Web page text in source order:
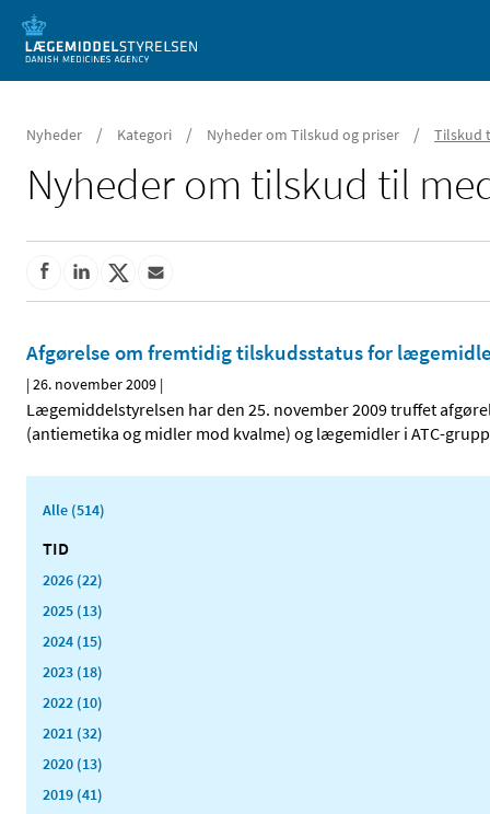
Mobil visning
Nyheder / Kategori / Nyheder om Tilskud og priser / Tilskud
Nyheder om tilskud til
Afgørelse om fremtidig tilskudsstatus for
|26. november 2009 |
Lægemiddelstyrelsen har den 25. november 2009 truffet
(antiemetika og midler mod kvalme) og lægemidler i ATC-
Alle (514)
TID
2026 (22)
2025 (13)
2024 (15)
2023 (18)
2022 (10)
2021 (32)
2020 (13)
2019 (41)